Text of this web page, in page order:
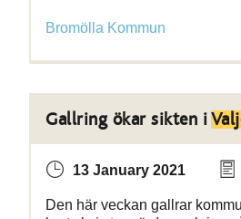
Bromölla Kommun
Gallring ökar sikten i
13 January 2021
Den här veckan gallrar